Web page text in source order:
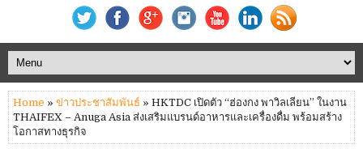
Home » ข่าวประชาสัมพันธ์ » HKTDC เปิดตัว “ฮ่องกง พาวิลเลียน” ในงาน
THAIFEX – Anuga Asia ส่งเสริมแบรนด์อาหารและเครื่องดื่ม พร้อมสร้าง
โอกาสทางธุรกิจ